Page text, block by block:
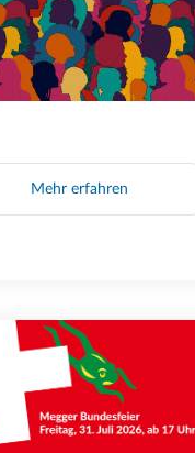
Mehr erfahren